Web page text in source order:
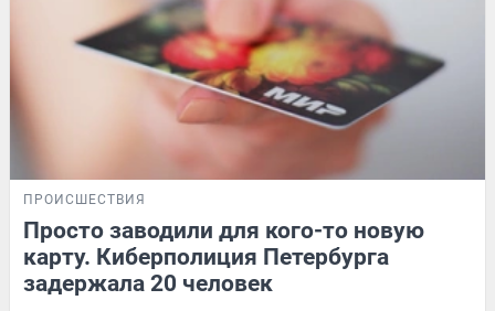
ПРОИСШЕСТВИЯ
Просто заводили для кого-то новую
карту. Киберполиция Петербурга
задержала 20 человек